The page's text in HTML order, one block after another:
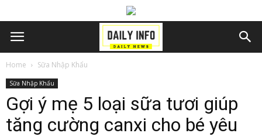
Home Sữa Nhập Khẩu
Sữa Nhập Khẩu
Gợi ý mẹ 5 loại sữa tươi giúp
tăng cường canxi cho bé yêu